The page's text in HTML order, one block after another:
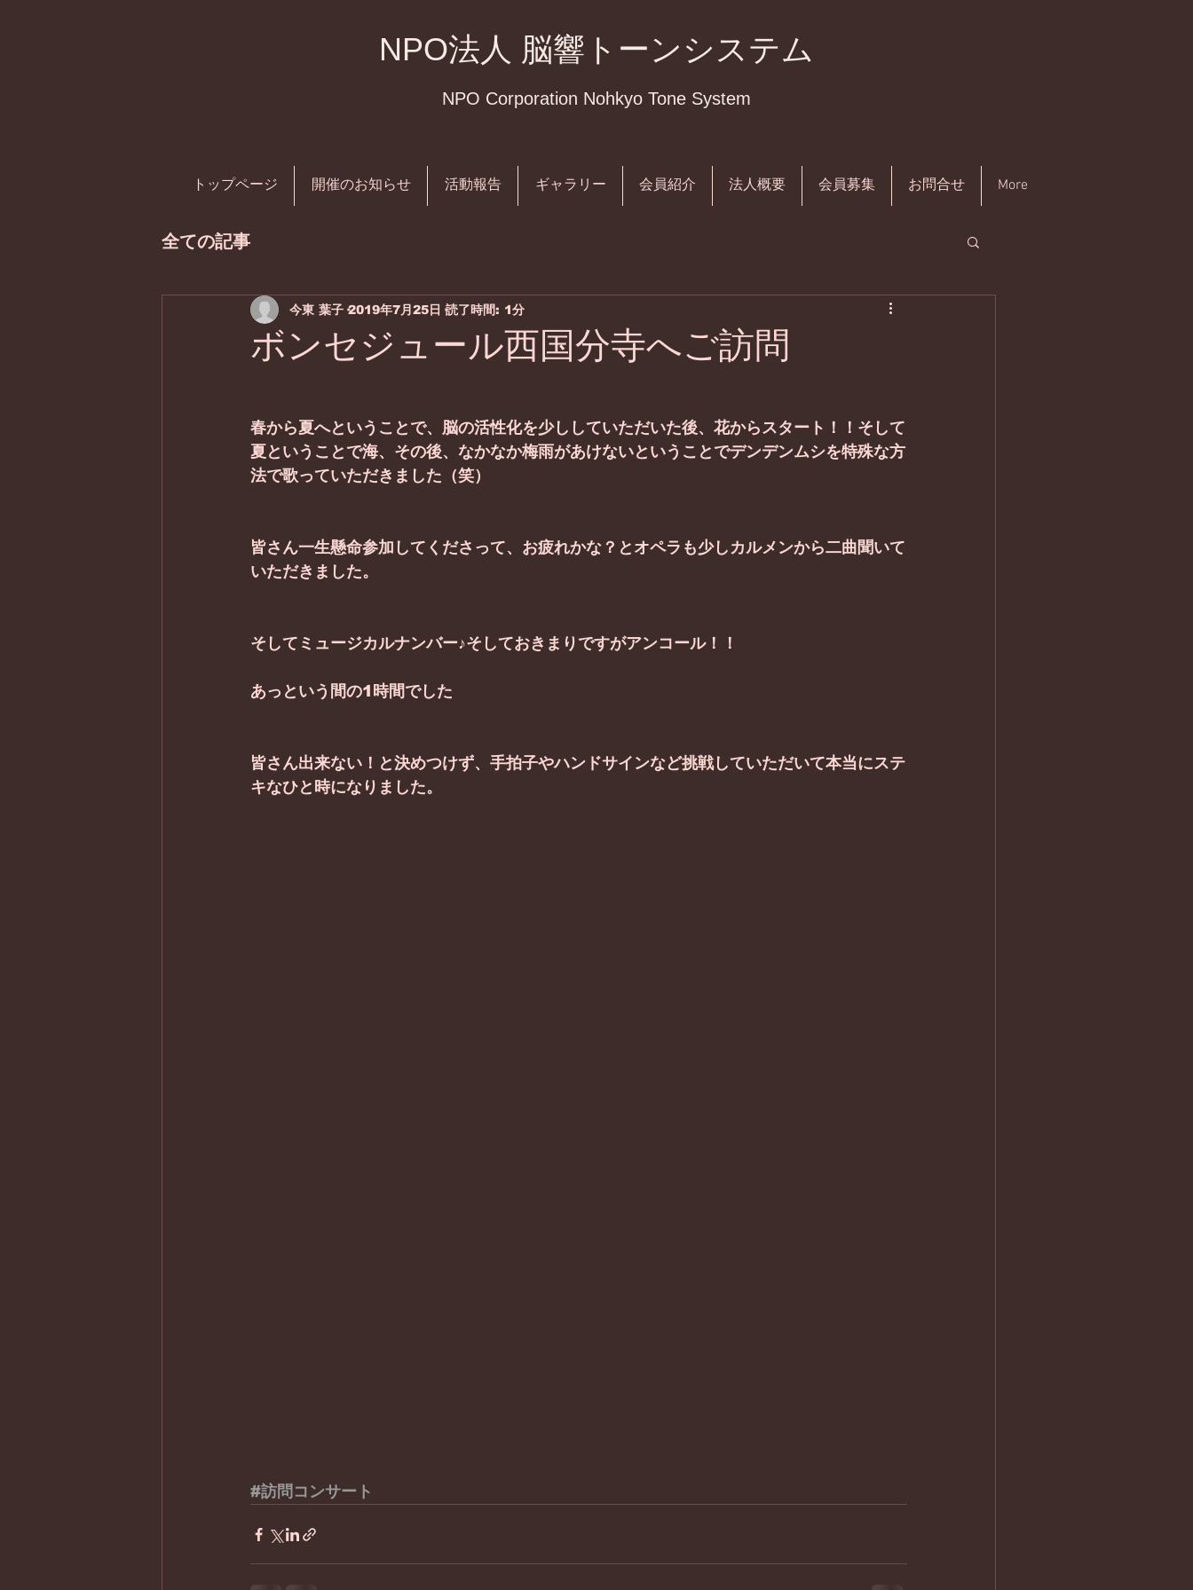
NPO法人 脳響トーンシステム
NPO Corporation Nohkyo Tone System
トップページ 開催のお知らせ 活動報告 ギャラリー 会員紹介 法人概要 会員募集 お問合せ More
全ての記事
ボンセジュール西国分寺へご訪問
今東 葉子 2019年7月25日 読了時間: 1分
春から夏へということで、脳の活性化を少ししていただいた後、花からスタート！！そして
夏ということで海、その後、なかなか梅雨があけないということでデンデンムシを特殊な方
法で歌っていただきました（笑）
皆さん一生懸命参加してくださって、お疲れかな？とオペラも少しカルメンから二曲聞いて
いただきました。
そしてミュージカルナンバー♪そしておきまりですがアンコール！！
あっという間の1時間でした
皆さん出来ない！と決めつけず、手拍子やハンドサインなど挑戦していただいて本当にステ
キなひと時になりました。
#訪問コンサート